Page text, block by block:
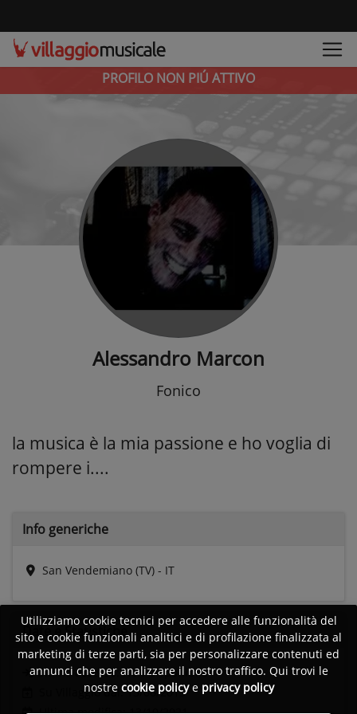
PROFILO NON PIÚ ATTIVO
Alessandro Marcon
Fonico
la musica è la mia passione e ho voglia di
rompere i....
Info generiche
San Vendemiano (TV) - IT
Date eStatistiche
Ultimo accesso:Non disponibile
Su Villaggio dal: 13/06/2013
Utilizziamo cookie tecnici per accedere alle funzionalità del
sito e cookie funzionali analitici e di profilazione finalizzata al
marketing di terze parti, sia per personalizzare contenuti ed
annunci che per analizzare il nostro traffico. Qui trovi le
nostre cookie policye privacy policy